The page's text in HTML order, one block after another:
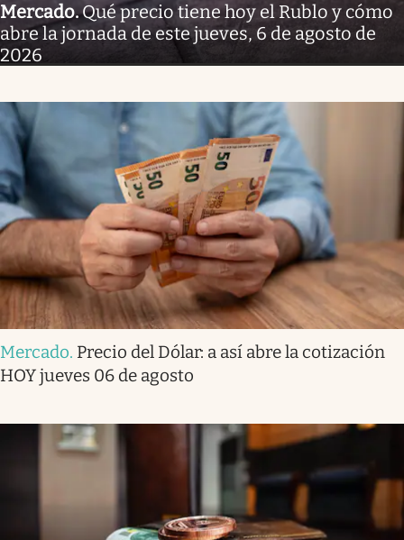
Mercado.Qué precio tiene hoy el Rublo y cómo
abre la jornada de este jueves, 6 de agosto de
2026
Mercado. Precio del Dólar: a así abre la cotización
HOY jueves 06 de agosto